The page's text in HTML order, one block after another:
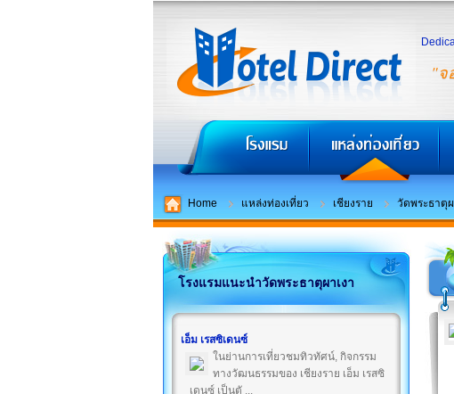
"จ
Home แหล่งท่องเที่ยว เชียงราย วัดพระธาตุผ
โรงแรมแนะนำวัดพระธาตุผาเงา
เอ็ม เรสซิเดนซ์
ในย่านการเที่ยวชมทิวทัศน์, กิจกรรม
ทางวัฒนธรรมของ เชียงราย เอ็ม เรสซิ
เดนซ์ เป็นตั ...